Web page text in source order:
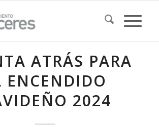
ATRÁS PARA
ENCENDIDO
2024